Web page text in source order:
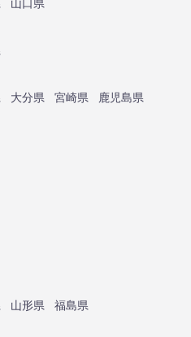
山口県
大分県 宮崎県
鹿児島県
山形県
福島県